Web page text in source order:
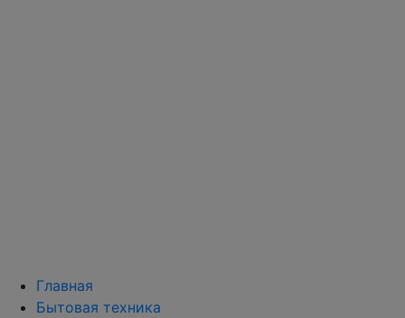
Главная
Бытовая техника